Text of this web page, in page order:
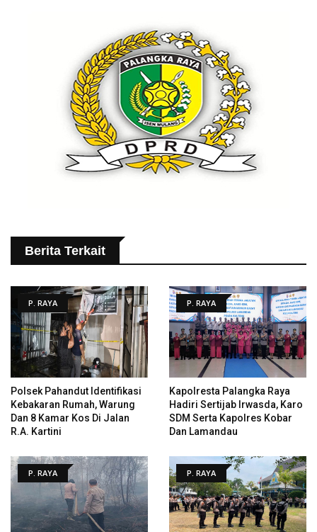
Berita Terkait
P. RAYA
Polsek Pahandut Identifikasi
Kebakaran Rumah, Warung
Dan 8 Kamar Kos Di Jalan
R.A. Kartini
P. RAYA
Kapolresta Palangka Raya
Hadiri Sertijab Irwasda, Karo
SDM Serta Kapolres Kobar
Dan Lamandau
P. RAYA P. RAYA